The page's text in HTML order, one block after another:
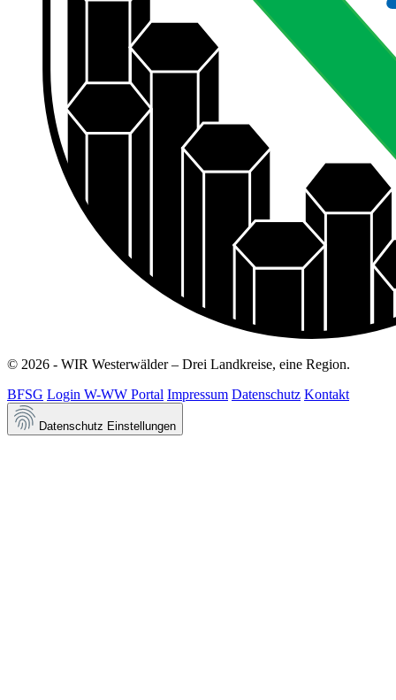
© 2026 - WIR Westerwälder – Drei Landkreise, eine Region.
BFSG Login W-WW Portal Impressum Datenschutz Kontakt
Datenschutz Einstellungen